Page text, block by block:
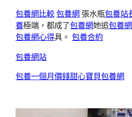
包養網比較包養網 張水瓶包養站
養極端，都成了包養網她追包養網
包養網心得具。 包養合約
包養網站
包養一個月價錢甜心寶貝包養網